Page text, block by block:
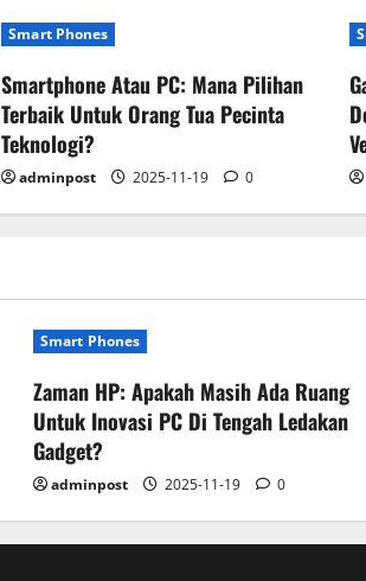
Smart Phones
Smartphone Atau PC: Mana Pilihan
Terbaik Untuk Orang Tua Pecinta
Teknologi?
adminpost 2025-11-19 0
Smart Phones
Zaman HP: Apakah Masih Ada Ruang
Untuk Inovasi PC Di Tengah Ledakan
Gadget?
adminpost 2025-11-19 0